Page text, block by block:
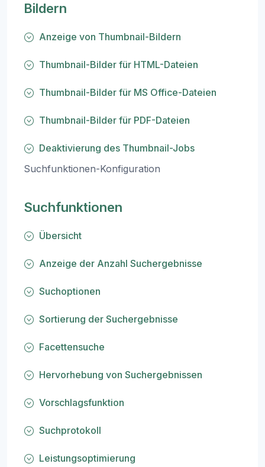
Bildern
Anzeige von Thumbnail-Bildern
Thumbnail-Bilder für HTML-Dateien
Thumbnail-Bilder für MS Office-Dateien
Thumbnail-Bilder für PDF-Dateien
Deaktivierung des Thumbnail-Jobs
Suchfunktionen-Konfiguration
Suchfunktionen
Übersicht
Anzeige der Anzahl Suchergebnisse
Suchoptionen
Sortierung der Suchergebnisse
Facettensuche
Hervorhebung von Suchergebnissen
Vorschlagsfunktion
Suchprotokoll
Leistungsoptimierung